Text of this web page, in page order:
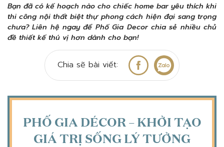
Bạn đã có kế hoạch nào cho chiếc home bar yêu thích khi
thi công nội thất biệt thự phong cách hiện đại sang trọng
chưa? Liên hệ ngay để Phố Gia Decor chia sẻ nhiều chủ
đề thiết kế thú vị hơn dành cho bạn!
Chia sẽ bài viết:
PHỐ GIA DÉCOR – KHỞI TẠO
GIÁ TRỊ SỐNG LÝ TƯỞNG